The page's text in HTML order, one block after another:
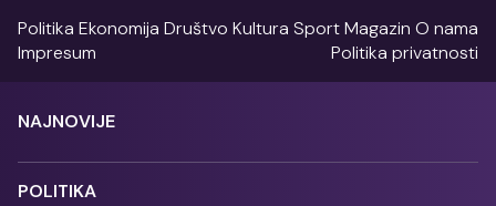
Politika Ekonomija Društvo Kultura SportMagazin O nama
Impresum
Politika privatnosti
NAJNOVIJE
POLITIKA